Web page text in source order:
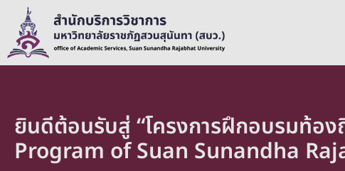
ยินดีต้อนรับสู่ “โครงการฝึกอบรมท้
Program of Suan Sunandha